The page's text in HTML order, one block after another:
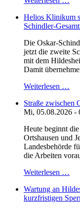
Helios Klinikum
Schindler-
Die Oskar-
jetzt die zweite
mit dem
Damit
Weiterlesen …
Straße zwischen
Mi, 05.08.2026 -
Heute beginnt
Ortshausen und
Landesbehörde
die Arbeiten
Weiterlesen …
Wartung an
kurzfristigen